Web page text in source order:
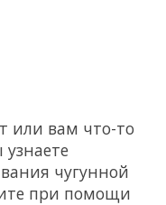
или вам что-то
чугунной
при помощи